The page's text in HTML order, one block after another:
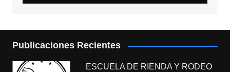
Publicaciones Recientes
ESCUELA DE RIENDA Y RODEO